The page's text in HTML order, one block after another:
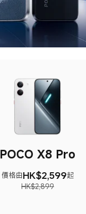
POCO X8 Pro
價格由HK$2,599
現價 HK$2599
起
HK$2,899
市場價格